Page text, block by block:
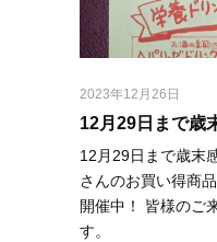
2023年12月26日
12月29日まで歳
12月29日まで歳末
さんのお買い得商
開催中！ 皆様のご
す。